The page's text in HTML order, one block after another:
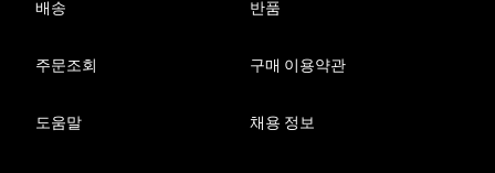
배송 반품
주문조회 구매 이용약관
도움말 채용 정보